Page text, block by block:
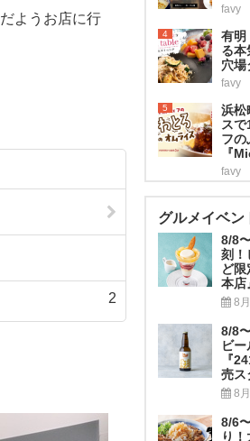
ようお店に行
2
favy
4
有明
る本
穴場
favy
5
浜松
ス
フの
『
favy
グルメイベン
8/8
刻！
ど
本店
8
8/8
ビ
『
売ス
8
8/6
り